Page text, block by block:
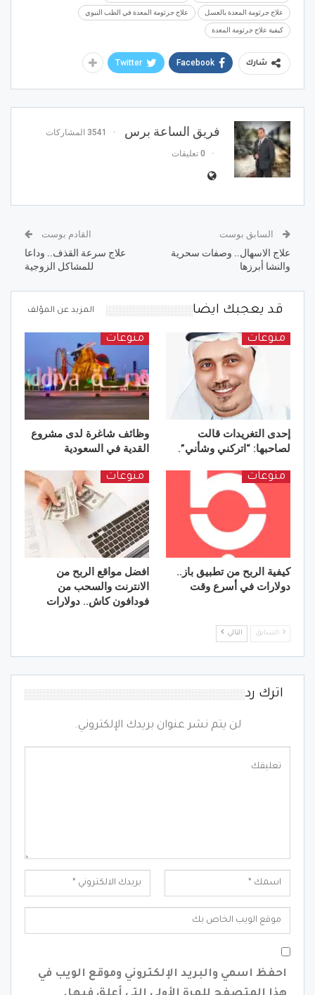
علاج جرثومة المعدة بالعسل علاج جرثومة المعدة في الطب النبوي
كيفية علاج جرثومة المعدة
شارك Facebook
Twitter
فريق الساعة برس 3541 المشاركات
0 تعليقات
السابق بوست
علاج الاسهال.. وصفات سحرية
والنشا أبرزها
القادم بوست
علاج سرعة القذف.. وداعا
للمشاكل الزوجية
قد يعجبك ايضا المزيد عن المؤلف
منوعات
إحدى التغريدات قالت
لصاحبها: “اتركني وشأني”.
منوعات
وظائف شاغرة لدى مشروع
القدية في السعودية
منوعات
كيفية الربح من تطبيق باز..
دولارات في أسرع وقت
منوعات
افضل مواقع الربح من
الانترنت والسحب من
فودافون كاش.. دولارات
السابق التالي
اترك رد
لن يتم نشر عنوان بريدك الإلكتروني.
احفظ اسمي والبريد الإلكتروني وموقع الويب في